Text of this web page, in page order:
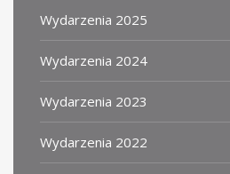
Wydarzenia 2025
Wydarzenia 2024
Wydarzenia 2023
Wydarzenia 2022